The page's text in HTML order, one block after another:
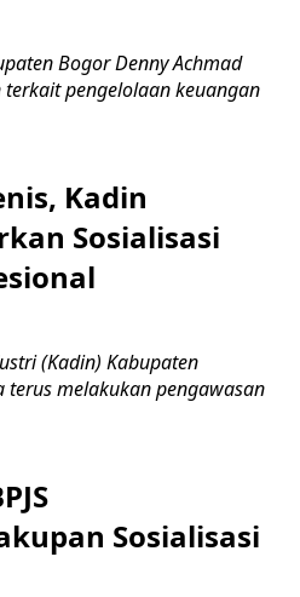
Bogor Denny Achmad
pengelolaan keuangan
Kadin
Sosialisasi
(Kadin) Kabupaten
terus melakukan pengawasan
Sosialisasi